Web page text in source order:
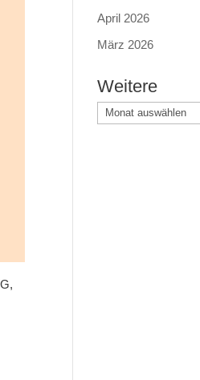
April 2026
März 2026
Weitere
Weitere